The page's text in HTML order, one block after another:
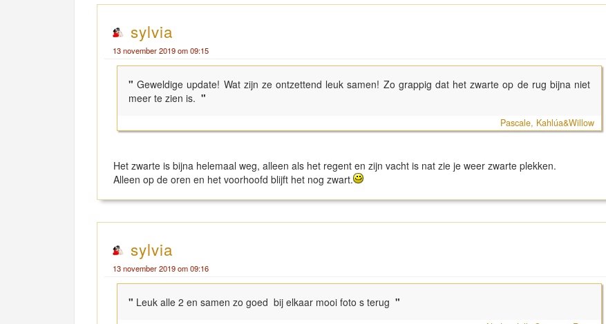
sylvia
13 november 2019 om 09:15
"Geweldige update! Wat zijn ze ontzettend leuk samen! Zo grappig dat het zwarte op de rug bijna niet
meer te zien is. "
Pascale, Kahlúa&Willow
Het zwarte is bijna helemaal weg, alleen als het regent en zijn vacht is nat zie je weer zwarte plekken.
Alleen op de oren en het voorhoofd blijft het nog zwart.
sylvia
13 november 2019 om 09:16
" Leuk alle 2 en samen zo goed bij elkaar mooi foto s terug "